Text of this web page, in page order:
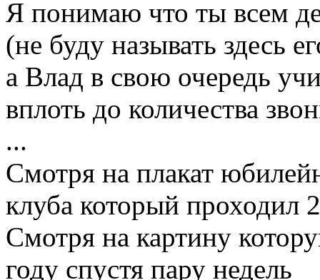
Я понимаю что ты всем
(не буду называть здесь
а Влад в свою очередь
вплоть до количества
...
Смотря на плакат
клуба который проходил
Смотря на картину
году спустя пару недель